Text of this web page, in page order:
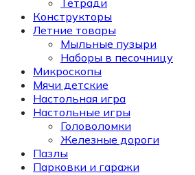
Конструкторы
Летние товары
Мыльные пузыри
Наборы в песочницу
Микроскопы
Мячи детские
Настольная игра
Настольные игры
Головоломки
Железные дороги
Пазлы
Парковки и гаражи